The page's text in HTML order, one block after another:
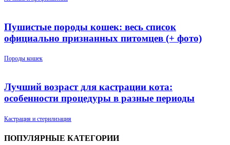
Пушистые породы кошек: весь список
официально признанных питомцев (+ фото)
Породы кошек
Лучший возраст для кастрации кота:
особенности процедуры в разные периоды
Кастрация и стерилизация
ПОПУЛЯРНЫЕ КАТЕГОРИИ